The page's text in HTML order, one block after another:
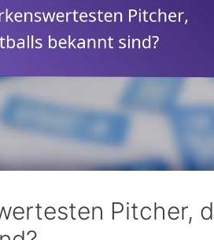
Pitcher,